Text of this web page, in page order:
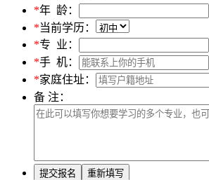
*年 龄：
*当前学历：
*专 业：
*手 机：
*家庭住址：
备 注：